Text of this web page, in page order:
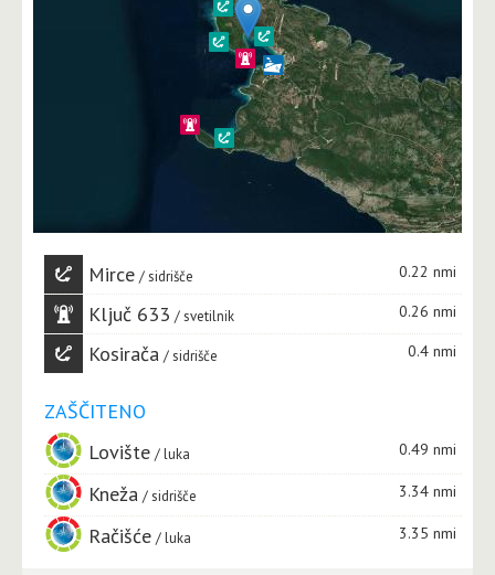
Mirce sidrišče 0.22 nmi
Ključ 633 svetilnik 0.26 nmi
Kosirača sidrišče 0.4 nmi
ZAŠČITENO
Lovište
luka 0.49 nmi
Kneža sidrišče 3.34 nmi
Račišće luka 3.35 nmi